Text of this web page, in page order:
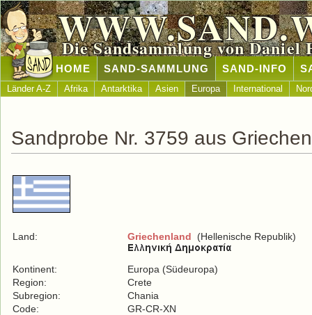
Die Sandsammlung von Daniel
HOME SAND-SAMMLUNG SAND-INFO
Länder A-Z Afrika Antarktika Asien Europa International
Sandprobe Nr. 3759 aus
Land: Griechenland (Hellenische Republik)
Kontinent:
Europa (Südeuropa)
Region:
Crete
Subregion:
Chania
Code:
GR-CR-XN